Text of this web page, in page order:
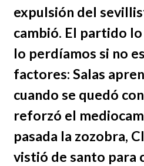
expulsión del
cambió. El partido
lo perdíamos si no
factores: Salas
cuando se quedó
reforzó el
pasada la zozobra,
vistió de santo para